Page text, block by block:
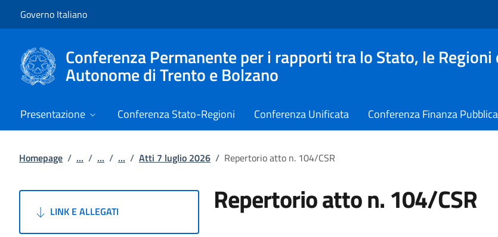
Governo Italiano
Conferenza Permanente per i rapporti tra lo Stato, le Regioni
Autonome di Trento e Bolzano
Presentazione Conferenza Stato-Regioni Conferenza Unificata Conferenza Finanza Pubblica
Homepage / ... / ... / ... / Atti 7 luglio 2026 / Repertorio atto n. 104/CSR
LINK E ALLEGATI Repertorio atto n. 104/CSR